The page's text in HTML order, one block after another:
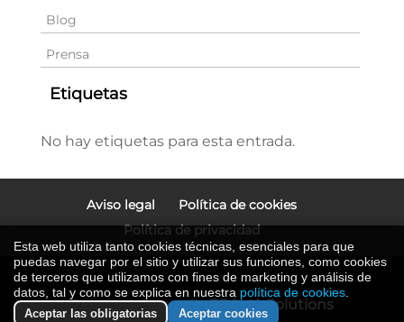
Blog
Prensa
Etiquetas
No hay etiquetas para esta entrada.
Aviso legal
Política de cookies
Política de privacidad
Diseño y desarrolloTRAMA Solutions
Esta web utiliza tanto cookies técnicas, esenciales para que
puedas navegar por el sitio y utilizar sus funciones, como cookies
de terceros que utilizamos con fines de marketing y análisis de
datos, tal y como se explica en nuestra política de cookies
Aceptar las obligatorias Aceptar cookies